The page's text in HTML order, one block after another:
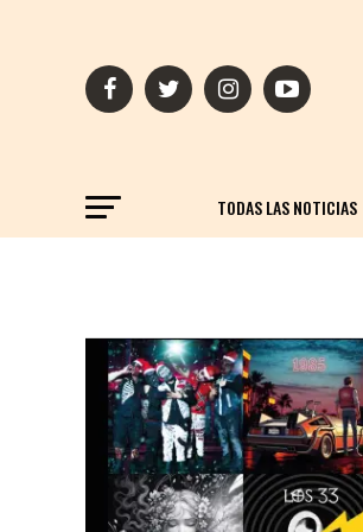
TODAS LAS NOTICIAS